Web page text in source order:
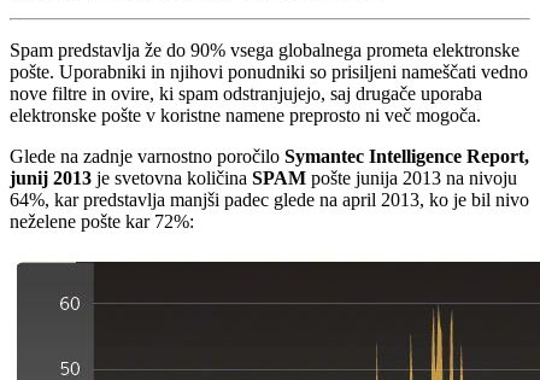
Spam predstavlja že do 90% vsega globalnega prometa elektronske
pošte. Uporabniki in njihovi ponudniki so prisiljeni nameščati vedno
nove filtre in ovire, ki spam odstranjujejo, saj drugače uporaba
elektronske pošte v koristne namene preprosto ni več mogoča.
Glede na zadnje varnostno poročilo Symantec Intelligence Report,
junij 2013 je svetovna količina SPAM pošte junija 2013 na nivoju
64%, kar predstavlja manjši padec glede na april 2013, ko je bil nivo
neželene pošte kar 72%: